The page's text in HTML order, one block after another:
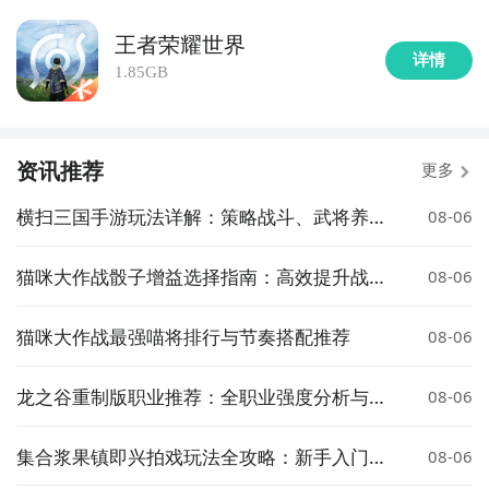
王者荣耀世界
1.85GB
详情
资讯推荐 更多
横扫三国手游玩法详解：策略战斗、武将养成
08-06
猫咪大作战骰子增益选择指南：高效提升战力
08-06
猫咪大作战最强喵将排行与节奏搭配推荐 08-06
龙之谷重制版职业推荐：全职业强度分析与选
08-06
集合浆果镇即兴拍戏玩法全攻略：新手入门与
08-06